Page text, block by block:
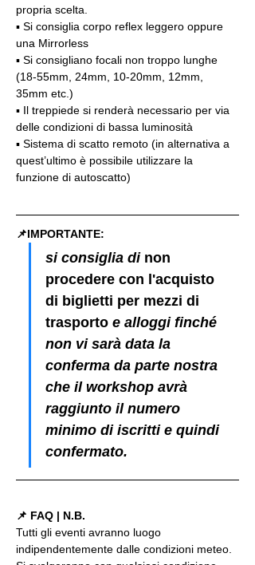
propria scelta.
▪️ Si consiglia corpo reflex leggero oppure
una Mirrorless
▪️ Si consigliano focali non troppo lunghe
(18-55mm, 24mm, 10-20mm, 12mm,
35mm etc.)
▪️ Il treppiede si renderà necessario per via
delle condizioni di bassa luminosità
▪️ Sistema di scatto remoto (in alternativa a
quest’ultimo è possibile utilizzare la
funzione di autoscatto)
📌IMPORTANTE:
si consiglia di non
procedere con l'acquisto
di biglietti per mezzi di
trasporto e alloggi finché
non vi sarà data la
conferma da parte nostra
che il workshop avrà
raggiunto il numero
minimo di iscritti e quindi
confermato.
📌 FAQ | N.B.
Tutti gli eventi avranno luogo
indipendentemente dalle condizioni meteo.